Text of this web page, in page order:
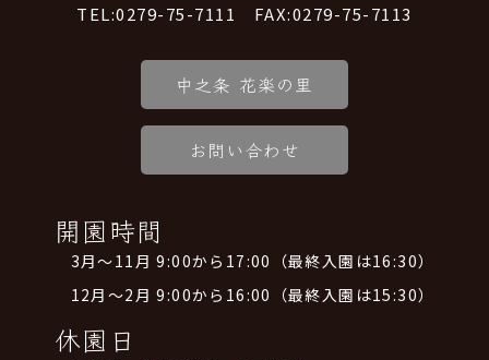
TEL:0279-75-7111 FAX:0279-75-7113
中之条 花楽の里
お問い合わせ
開園時間
3月～11月 9:00から17:00（最終入園は16:30）
12月～2月 9:00から16:00（最終入園は15:30）
休園日